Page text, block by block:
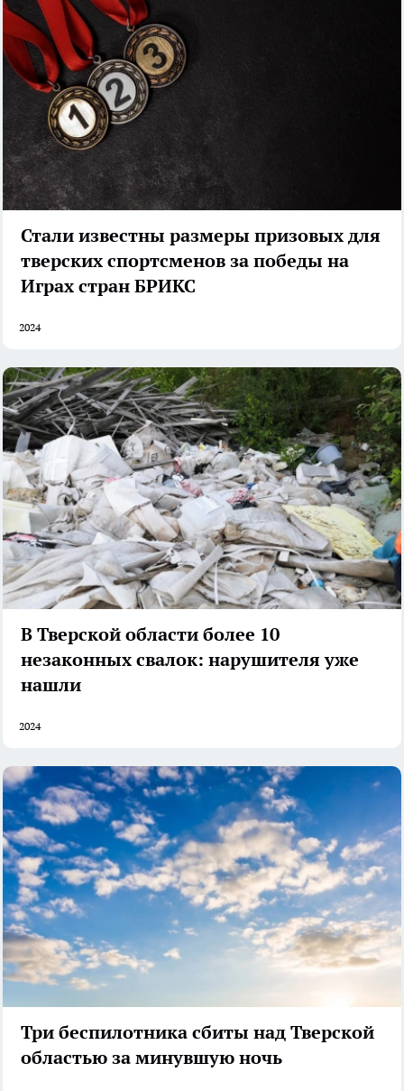
Стали известны размеры призовых для
тверских спортсменов за победы на
Играх стран БРИКС
2024
В Тверской области более 10
незаконных свалок: нарушителя уже
нашли
2024
Три беспилотника сбиты над Тверской
областью за минувшую ночь